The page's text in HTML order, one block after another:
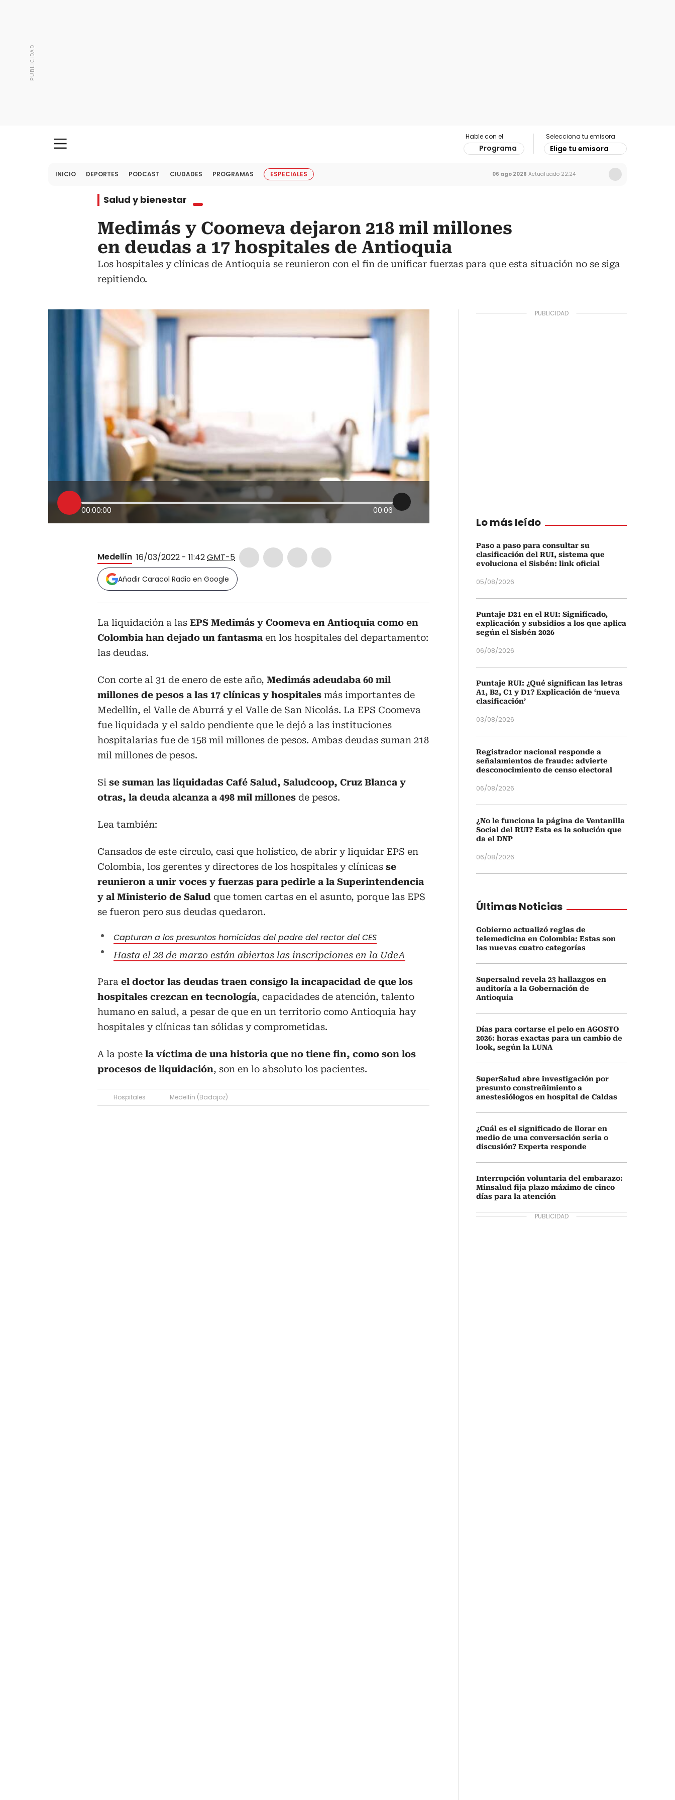
Hable con el
Programa
Selecciona tu emisora
Elige tu emisora
INICIO DEPORTES PODCAST CIUDADES PROGRAMAS ESPECIALES 06 ago 2026 Actualizado 22:24
Salud y bienestar
Medimás y Coomeva dejaron 218 mil millones
en deudas a 17 hospitales de Antioquia
Los hospitales y clínicas de Antioquia se reunieron con el fin de unificar fuerzas para que esta situación no se siga
repitiendo.
00:00:00 00:06
Medellín 16/03/2022 - 11:42GMT-5
Añadir Caracol Radio en Google
La liquidación a las EPS Medimás y Coomeva en Antioquia como en
Colombia han dejado un fantasma en los hospitales del departamento:
las deudas.
Con corte al 31 de enero de este año, Medimás adeudaba 60 mil
millones de pesos a las 17 clínicas y hospitales más importantes de
Medellín, el Valle de Aburrá y el Valle de San Nicolás. La EPS Coomeva
fue liquidada y el saldo pendiente que le dejó a las instituciones
hospitalarias fue de 158 mil millones de pesos. Ambas deudas suman 218
mil millones de pesos.
Si se suman las liquidadas Café Salud, Saludcoop, Cruz Blanca y
otras, la deuda alcanza a 498 mil millones de pesos.
Lea también:
Cansados de este circulo, casi que holístico, de abrir y liquidar EPS en
Colombia, los gerentes y directores de los hospitales y clínicas se
reunieron a unir voces y fuerzas para pedirle a la Superintendencia
y al Ministerio de Salud que tomen cartas en el asunto, porque las EPS
se fueron pero sus deudas quedaron.
Capturan a los presuntos homicidas del padre del rector del CES
Hasta el 28 de marzo están abiertas las inscripciones en la UdeA
Para el doctor las deudas traen consigo la incapacidad de que los
hospitales crezcan en tecnología, capacidades de atención, talento
humano en salud, a pesar de que en un territorio como Antioquia hay
hospitales y clínicas tan sólidas y comprometidas.
A la poste la víctima de una historia que no tiene fin, como son los
procesos de liquidación, son en lo absoluto los pacientes.
Hospitales Medellín (Badajoz)
Lo más leído
Paso a paso para consultar su
clasificación del RUI, sistema que
evoluciona el Sisbén: link oficial
05/08/2026
Puntaje D21 en el RUI: Significado,
explicación y subsidios a los que aplica
según el Sisbén 2026
06/08/2026
Puntaje RUI: ¿Qué significan las letras
A1, B2, C1 y D1? Explicación de ‘nueva
clasificación’
03/08/2026
Registrador nacional responde a
señalamientos de fraude: advierte
desconocimiento de censo electoral
06/08/2026
¿No le funciona la página de Ventanilla
Social del RUI? Esta es la solución que
da el DNP
06/08/2026
Últimas Noticias
Gobierno actualizó reglas de
telemedicina en Colombia: Estas son
las nuevas cuatro categorías
Supersalud revela 23 hallazgos en
auditoría a la Gobernación de
Antioquia
Días para cortarse el pelo en AGOSTO
2026: horas exactas para un cambio de
look, según la LUNA
SuperSalud abre investigación por
presunto constreñimiento a
anestesiólogos en hospital de Caldas
¿Cuál es el significado de llorar en
medio de una conversación seria o
discusión? Experta responde
Interrupción voluntaria del embarazo:
Minsalud fija plazo máximo de cinco
días para la atención